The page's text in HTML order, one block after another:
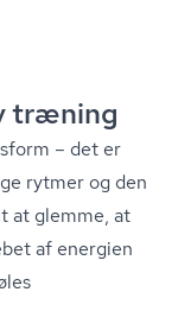
træning
– det er
rytmer og den
at glemme, at
af energien